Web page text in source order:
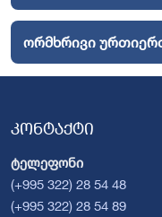
ორმხრივი
კონტაქტი
ტელეფონი
(+995 322) 28 54 48
(+995 322) 28 54 89